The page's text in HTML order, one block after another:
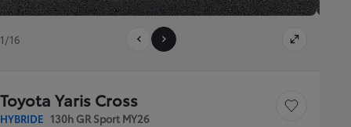
1/16
Toyota Yaris Cross
HYBRIDE 130h GR Sport MY26
Sauvegarder le